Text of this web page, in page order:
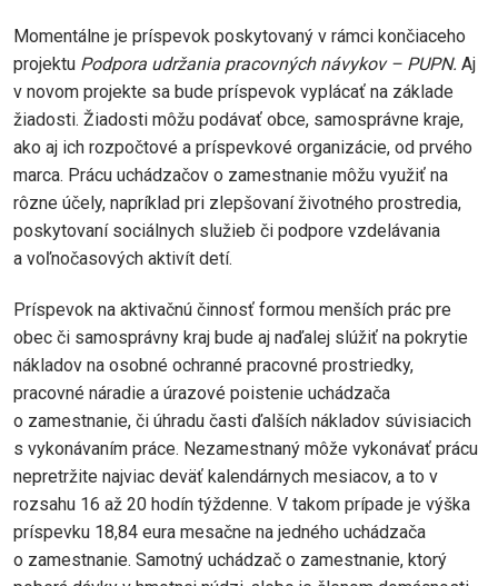
Momentálne je príspevok poskytovaný v rámci končiaceho
projektu Podpora udržania pracovných návykov – PUPN. Aj
v novom projekte sa bude príspevok vyplácať na základe
žiadosti. Žiadosti môžu podávať obce, samosprávne kraje,
ako aj ich rozpočtové a príspevkové organizácie, od prvého
marca. Prácu uchádzačov o zamestnanie môžu využiť na
rôzne účely, napríklad pri zlepšovaní životného prostredia,
poskytovaní sociálnych služieb či podpore vzdelávania
a voľnočasových aktivít detí.
Príspevok na aktivačnú činnosť formou menších prác pre
obec či samosprávny kraj bude aj naďalej slúžiť na pokrytie
nákladov na osobné ochranné pracovné prostriedky,
pracovné náradie a úrazové poistenie uchádzača
o zamestnanie, či úhradu časti ďalších nákladov súvisiacich
s vykonávaním práce. Nezamestnaný môže vykonávať prácu
nepretržite najviac deväť kalendárnych mesiacov, a to v
rozsahu 16 až 20 hodín týždenne. V takom prípade je výška
príspevku 18,84 eura mesačne na jedného uchádzača
o zamestnanie. Samotný uchádzač o zamestnanie, ktorý